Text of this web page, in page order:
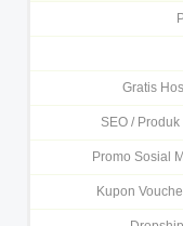
Gratis
SEO /
Promo Sosial
Kupon